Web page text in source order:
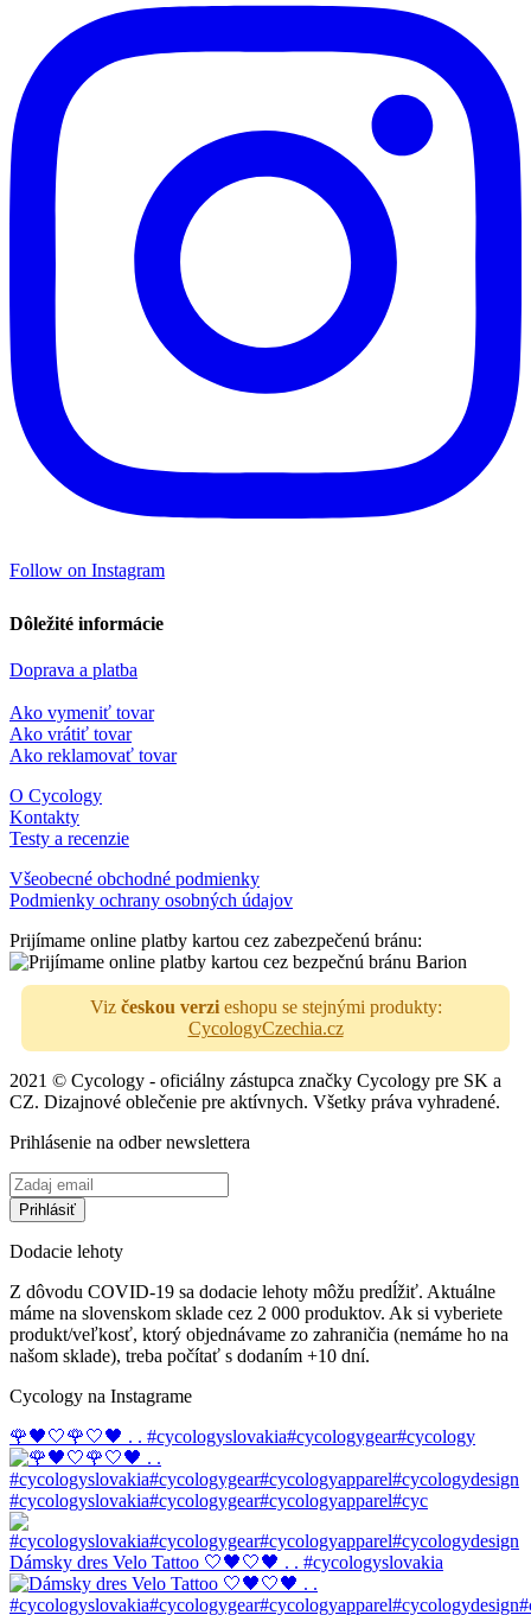
Follow on Instagram
Dôležité informácie
Doprava a platba
Ako vymeniť tovar
Ako vrátiť tovar
Ako reklamovať tovar
O Cycology
Kontakty
Testy a recenzie
Všeobecné obchodné podmienky
Podmienky ochrany osobných údajov
Prijímame online platby kartou cez zabezpečenú bránu:
Viz českou verzieshopu se stejnými produkty:
CycologyCzechia.cz
2021 © Cycology - oficiálny zástupca značky Cycology pre SK a
CZ. Dizajnové oblečenie pre aktívnych. Všetky práva vyhradené.
Prihlásenie na odber newslettera
Dodacie lehoty
Z dôvodu COVID-19 sa dodacie lehoty môžu predĺžiť. Aktuálne
máme na slovenskom sklade cez 2 000 produktov. Ak si vyberiete
produkt/veľkosť, ktorý objednávame zo zahraničia (nemáme ho na
našom sklade), treba počítať s dodaním +10 dní.
Cycology na Instagrame
🌹🖤🤍🌹🤍🖤 . . #cycologyslovakia#cycologygear#cycology
#cycologyslovakia#cycologygear#cycologyapparel#cyc
Dámsky dres Velo Tattoo 🤍🖤🤍🖤 . . #cycologyslovakia